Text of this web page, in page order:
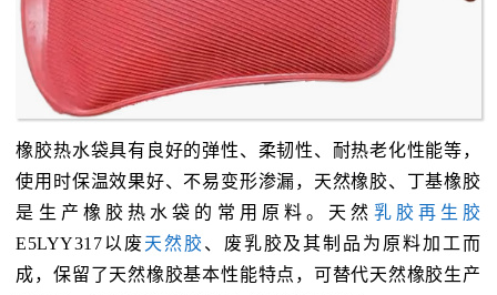
橡胶热水袋具有良好的弹性、柔韧性、耐热老化性能等，
使用时保温效果好、不易变形渗漏，天然橡胶、丁基橡胶
是生产橡胶热水袋的常用原料。天然 乳胶再生胶
E5LYY317以废天然胶、废乳胶及其制品为原料加工而
成，保留了天然橡胶基本性能特点，可替代天然橡胶生产